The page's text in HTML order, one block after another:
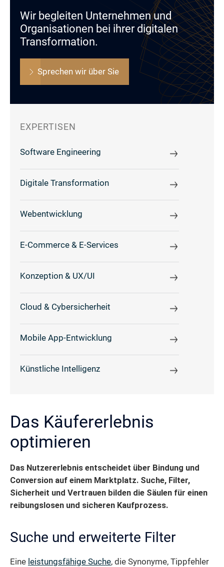
Wir begleiten Unternehmen und
Organisationen bei ihrer digitalen
Transformation.
Sprechen wir über Sie
EXPERTISEN
Software Engineering
Digitale Transformation
Webentwicklung
E-Commerce & E-Services
Konzeption & UX/UI
Cloud & Cybersicherheit
Mobile App-Entwicklung
Künstliche Intelligenz
Das Käufererlebnis
optimieren
Das Nutzererlebnis entscheidet über Bindung und
Conversion auf einem Marktplatz. Suche, Filter,
Sicherheit und Vertrauen bilden die Säulen für einen
reibungslosen und sicheren Kaufprozess.
Suche und erweiterte Filter
Eine leistungsfähige Suche, die Synonyme, Tippfehler